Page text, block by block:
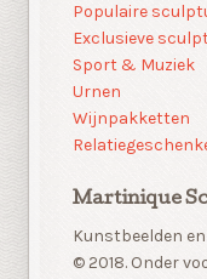
Populaire
Exclusieve
Sport & Muziek
Urnen
Wijnpakketten
Martinique
Kunstbeelden
© 2018. Onder